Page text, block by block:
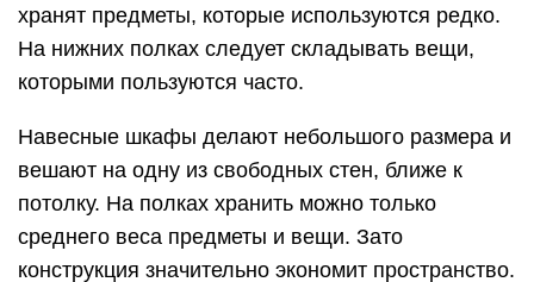
хранят предметы, которые используются редко.
На нижних полках следует складывать вещи,
которыми пользуются часто.
Навесные шкафы делают небольшого размера и
вешают на одну из свободных стен, ближе к
потолку. На полках хранить можно только
среднего веса предметы и вещи. Зато
конструкция значительно экономит пространство.